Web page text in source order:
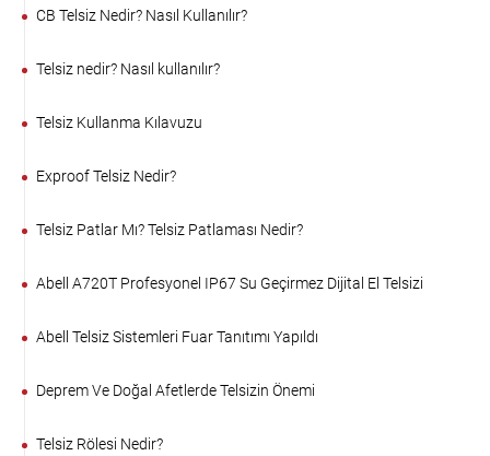
CB Telsiz Nedir? Nasıl Kullanılır?
Telsiz nedir? Nasıl kullanılır?
Telsiz Kullanma Kılavuzu
Exproof Telsiz Nedir?
Telsiz Patlar Mı? Telsiz Patlaması Nedir?
Abell A720T Profesyonel IP67 Su Geçirmez Dijital El Telsizi
Abell Telsiz Sistemleri Fuar Tanıtımı Yapıldı
Deprem Ve Doğal Afetlerde Telsizin Önemi
Telsiz Rölesi Nedir?